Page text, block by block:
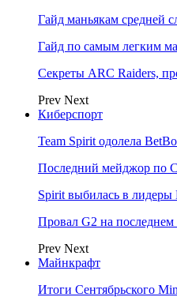
Гайд маньякам средней
Гайд по самым легким
Секреты ARC Raiders,
Prev Next
Киберспорт
Team Spirit одолела
Последний мейджор по
Spirit выбилась в
Провал G2 на
Prev Next
Майнкрафт
Итоги Сентябрьского